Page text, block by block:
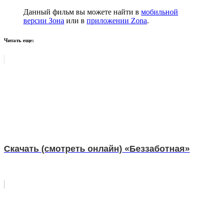
Данный фильм вы можете найти в мобильной
версии Зона или в приложении Zona.
Читать еще:
Скачать (смотреть онлайн) «Беззаботная»